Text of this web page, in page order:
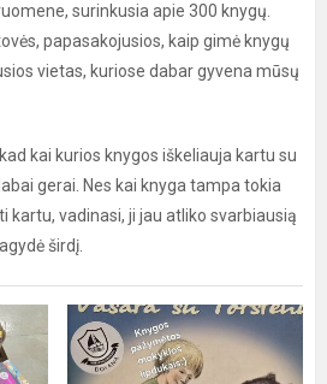
surinkusia apie 300 knygų.
papasakojusios, kaip gimė knygų
vietas, kuriose dabar gyvena mūsų
kai kurios knygos iškeliauja kartu su
gerai. Nes kai knyga tampa tokia
kartu, vadinasi, ji jau atliko svarbiausią
širdį.